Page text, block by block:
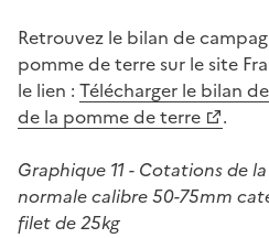
Retrouvez le bilan de
pomme de terre sur le site
le lien : Télécharger le bilan
de la pomme de terre
.
Graphique 11 - Cotations de
normale calibre 50-75mm
filet de 25kg